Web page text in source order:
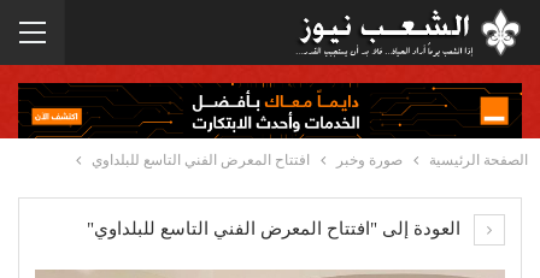
الصفحة الرئيسية صورة وخبر افتتاح المعرض الفني التاسع للبلداوي
العودة إلى "افتتاح المعرض الفني التاسع للبلداوي"